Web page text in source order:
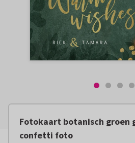
Fotokaart botanisch groen
confetti foto